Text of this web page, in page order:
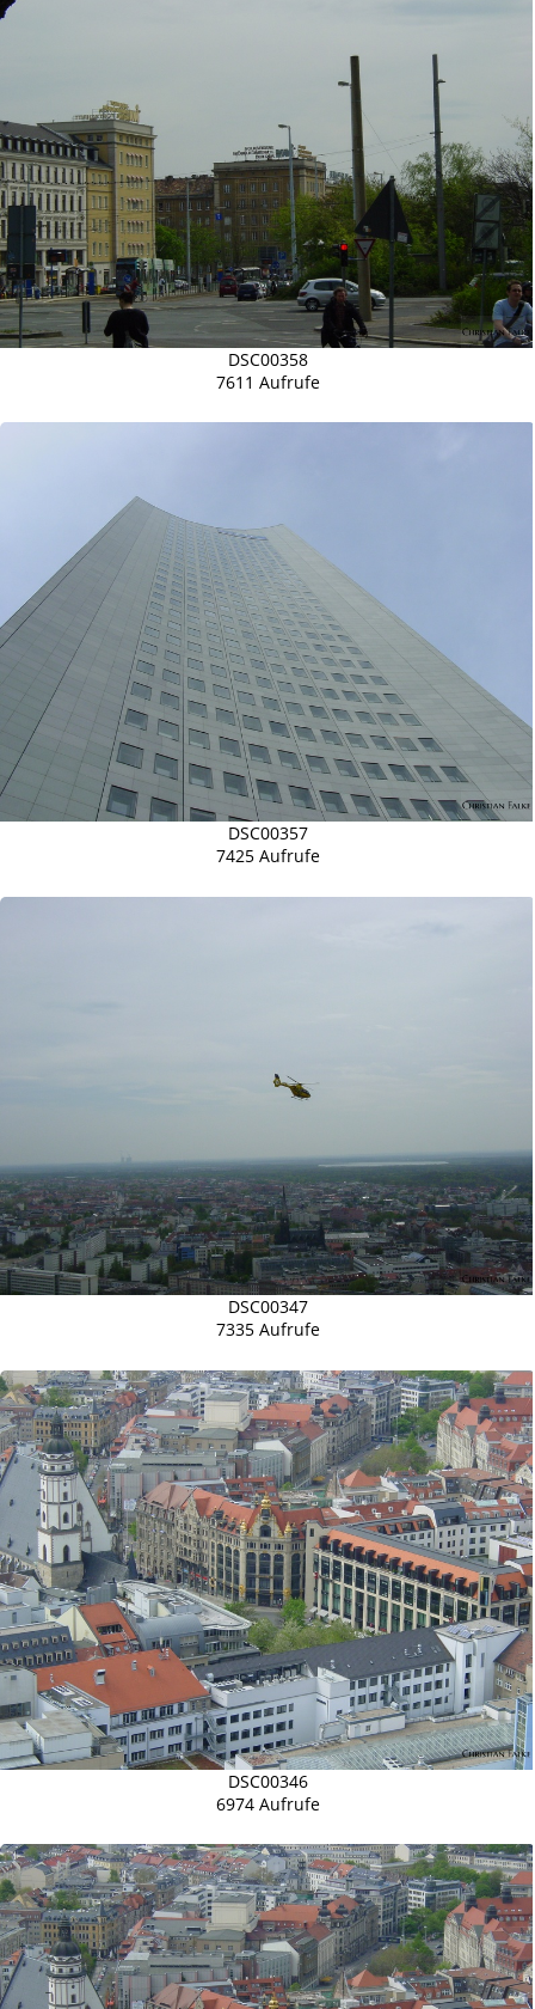
DSC00358
7611 Aufrufe
DSC00357
7425 Aufrufe
DSC00347
7335 Aufrufe
DSC00346
6974 Aufrufe